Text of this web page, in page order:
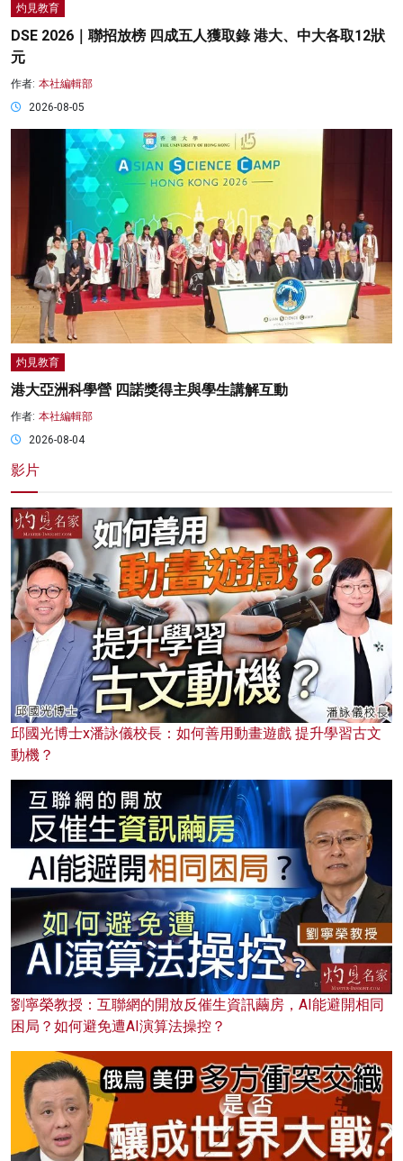
灼見教育
DSE 2026｜聯招放榜 四成五人獲取錄 港大、中大各取12狀
元
作者: 本社編輯部
2026-08-05
灼見教育
港大亞洲科學營 四諾獎得主與學生講解互動
作者: 本社編輯部
2026-08-04
影片
邱國光博士x潘詠儀校長：如何善用動畫遊戲 提升學習古文
動機？
劉寧榮教授：互聯網的開放反催生資訊繭房，AI能避開相同
困局？如何避免遭AI演算法操控？